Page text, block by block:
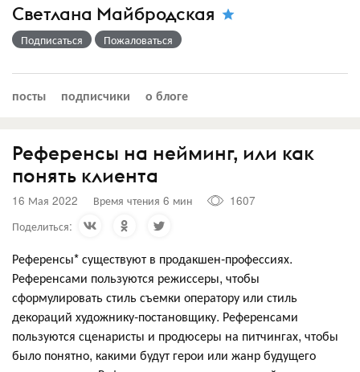
Светлана Майбродская
Подписаться Пожаловаться
посты подписчики о блоге
Референсы на нейминг, или как
понять клиента
16 Мая 2022 Время чтения 6 мин
1607
Поделиться:
Референсы* существуют в продакшен-профессиях.
Референсами пользуются режиссеры, чтобы
сформулировать стиль съемки оператору или стиль
декораций художнику-постановщику. Референсами
пользуются сценаристы и продюсеры на питчингах, чтобы
было понятно, какими будут герои или жанр будущего